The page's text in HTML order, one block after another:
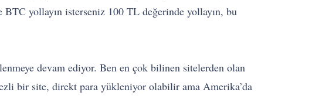
yollayın isterseniz 100 TL değerinde yollayın, bu
devam ediyor. Ben en çok bilinen sitelerden olan
bir site, direkt para yükleniyor olabilir ama Amerika’da